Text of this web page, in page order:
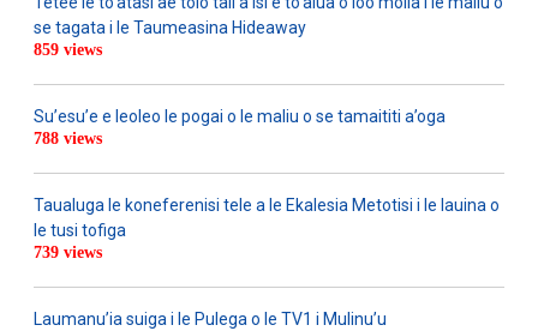
se tagata i le Taumeasina Hideaway
859 views
Su’esu’e e leoleo le pogai o le maliu o se tamaititi a’oga
788 views
Taualuga le koneferenisi tele a le Ekalesia Metotisi i le lauina o
le tusi tofiga
739 views
Laumanu’ia suiga i le Pulega o le TV1 i Mulinu’u